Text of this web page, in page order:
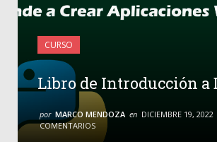
CURSO
Libro de Introducción a
por MARCO MENDOZA en DICIEMBRE 19, 2022
COMENTARIOS